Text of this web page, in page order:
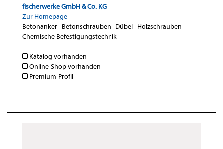
fischerwerke GmbH & Co. KG
Zur Homepage
Betonanker· Betonschrauben · Dübel· Holzschrauben ·
Chemische Befestigungstechnik·
Katalog vorhanden
Online-Shop vorhanden
Premium-Profil